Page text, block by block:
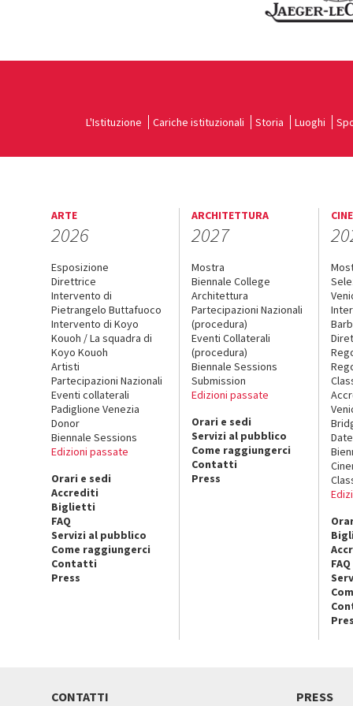
L'Istituzione Cariche istituzionali Storia Luoghi
ARTE
2026
Esposizione
Direttrice
Intervento di
Pietrangelo Buttafuoco
Intervento di Koyo
Kouoh / La squadra di
Koyo Kouoh
Artisti
Partecipazioni Nazionali
Eventi collaterali
Padiglione Venezia
Donor
Biennale Sessions
Edizioni passate
Orari e sedi
Accrediti
Biglietti
FAQ
Servizi al pubblico
Come raggiungerci
Contatti
Press
ARCHITETTURA
2027
Mostra
Biennale College
Architettura
Partecipazioni Nazionali
(procedura)
Eventi Collaterali
(procedura)
Biennale Sessions
Submission
Edizioni passate
Orari e sedi
Servizi al pubblico
Come raggiungerci
Contatti
Press
FAQ
CONTATTI PRESS